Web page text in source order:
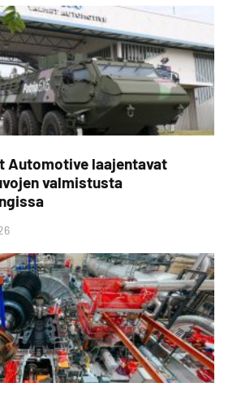
Automotive laajentavat
valmistusta